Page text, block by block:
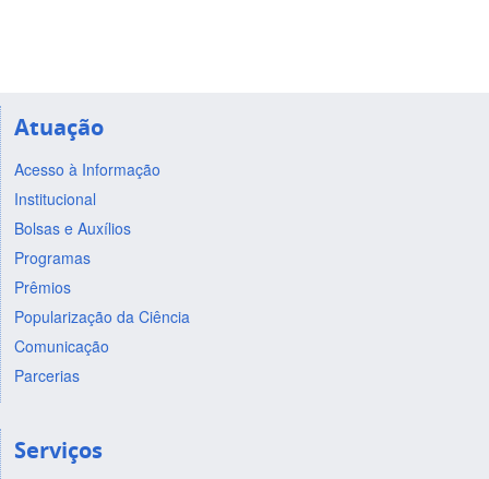
Atuação
Acesso à Informação
Institucional
Bolsas e Auxílios
Programas
Prêmios
Popularização da Ciência
Comunicação
Parcerias
Serviços